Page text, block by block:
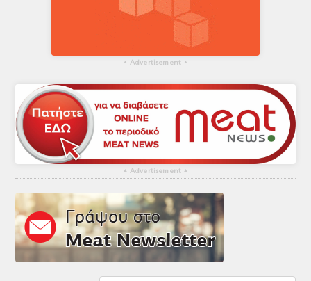
▴ Advertisement ▴
▴ Advertisement ▴